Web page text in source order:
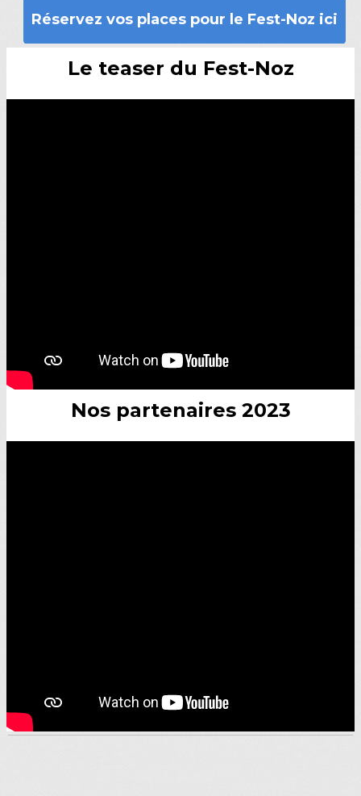
Réservez vos places pour le Fest-Noz ici
Le teaser du Fest-Noz
Nos partenaires 2023